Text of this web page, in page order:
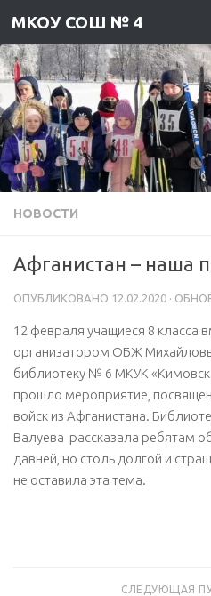
Skip to content
МКОУ СОШ № 4
НОВОСТИ
Афганистан – наша
ОПУБЛИКОВАНО 12.02.2020 ·
12 февраля учащиеся 8 класса
организатором ОБЖ
библиотеку № 6 МКУК
прошло мероприятие,
войск из Афганистана.
Валуева рассказала ребятам
давней, но столь долгой и
не оставила эта тема.
СЛЕДУЮЩАЯ